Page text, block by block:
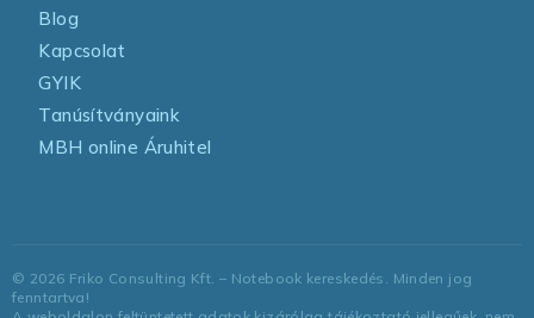
Blog
Kapcsolat
GYIK
Tanúsítványaink
MBH online Áruhitel
© 2026 Friko Consulting Kft. – Notebook kereskedés. Minden jog
fenntartva!